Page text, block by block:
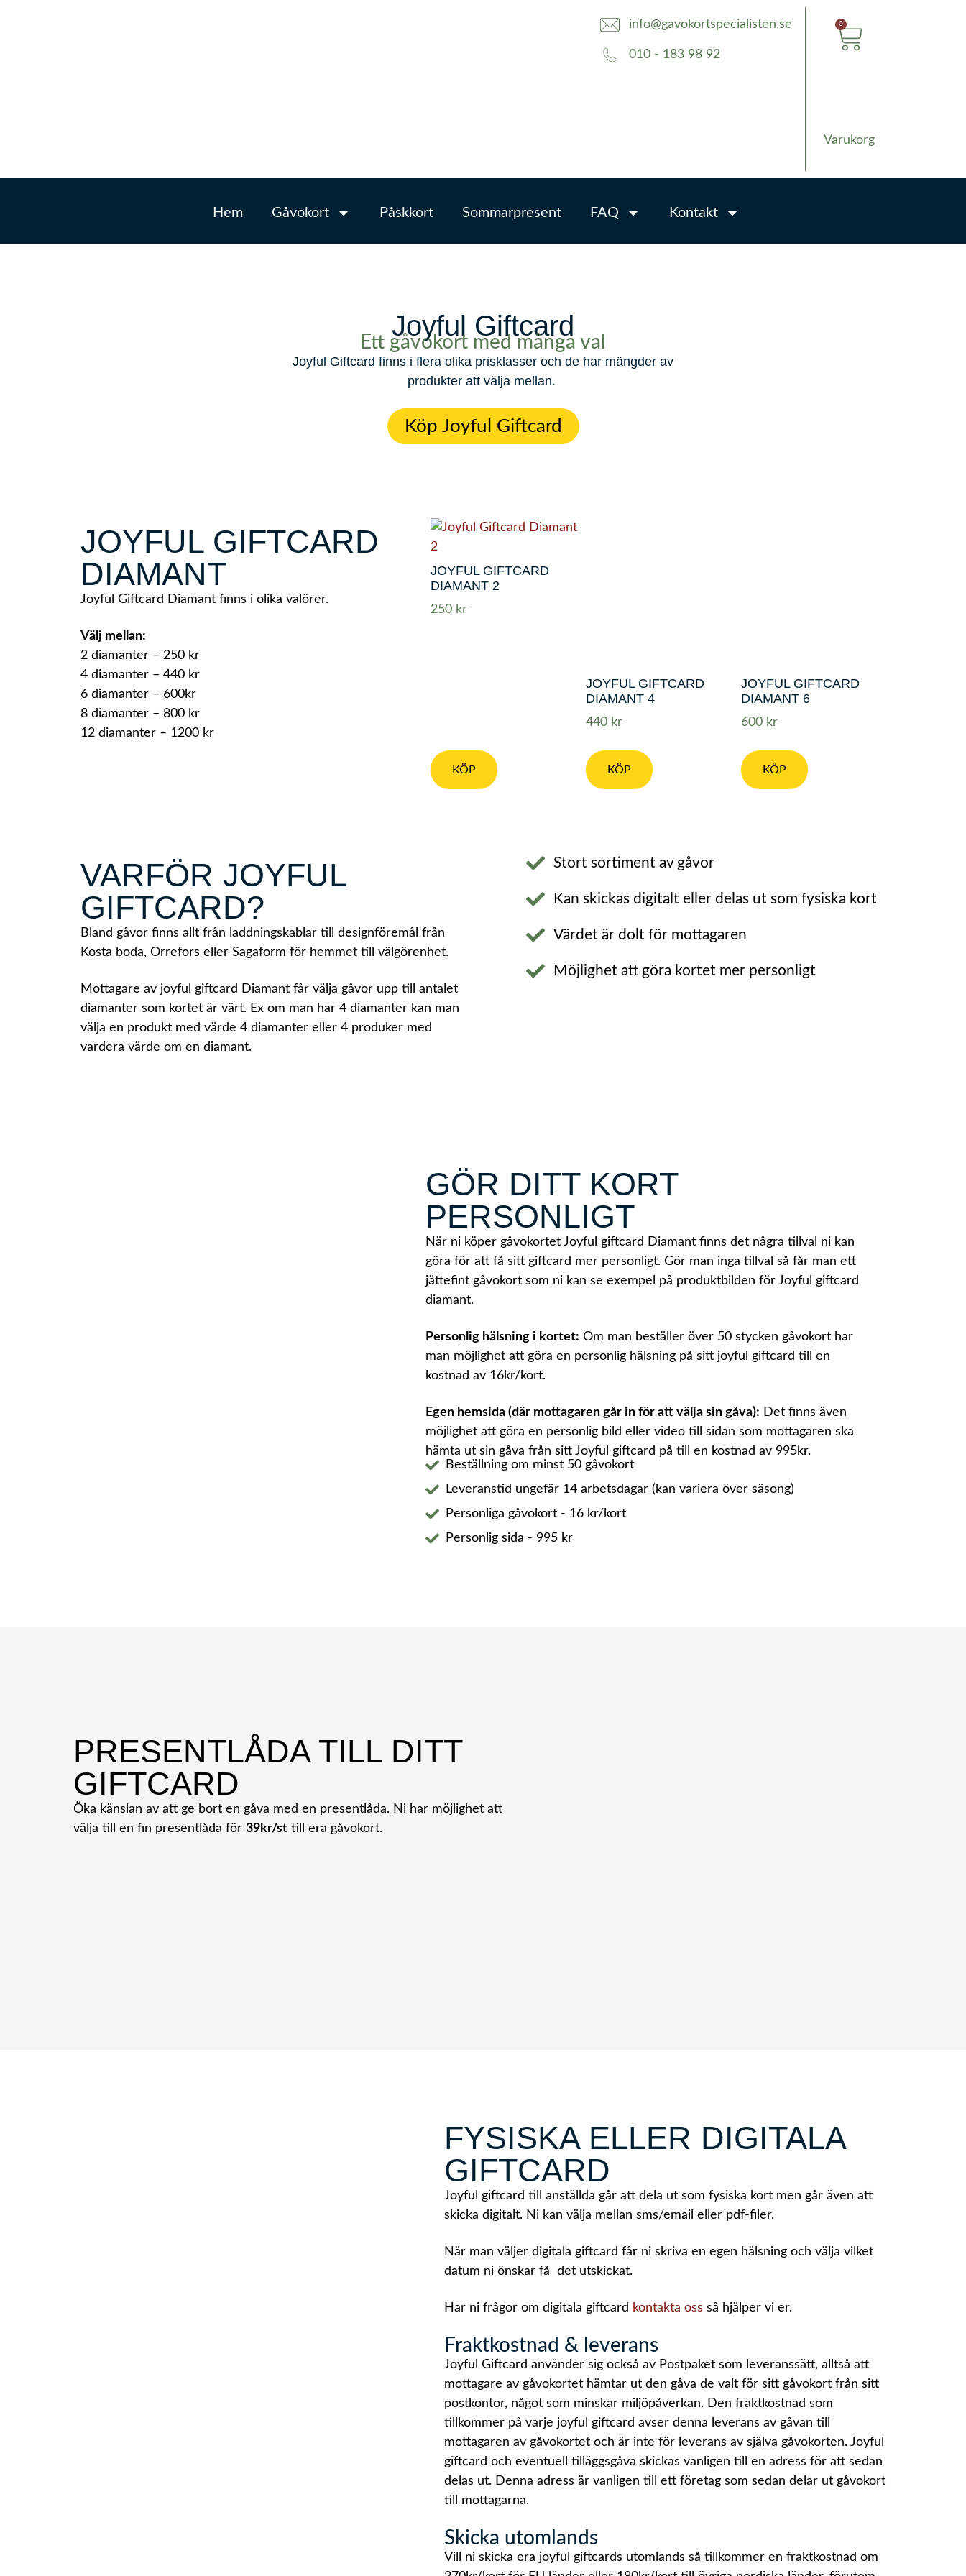
info@gavokortspecialisten.se
010 - 183 98 92
0
Varukorg
Hem Gåvokort Påskkort Sommarpresent FAQ Kontakt
Joyful Giftcard
Ett gåvokort med många val
Joyful Giftcard finns i flera olika prisklasser och de har mängder av
produkter att välja mellan.
Köp Joyful Giftcard
JOYFUL GIFTCARD
DIAMANT
Joyful Giftcard Diamant finns i olika valörer.
Välj mellan:
2 diamanter – 250 kr
4 diamanter – 440 kr
6 diamanter – 600kr
8 diamanter – 800 kr
12 diamanter – 1200 kr
JOYFUL GIFTCARD
DIAMANT 2
250 kr
KÖP
JOYFUL GIFTCARD
DIAMANT 4
440 kr
KÖP
JOYFUL GIFTCARD
DIAMANT 6
600 kr
KÖP
VARFÖR JOYFUL
GIFTCARD?
Bland gåvor finns allt från laddningskablar till designföremål från
Kosta boda, Orrefors eller Sagaform för hemmet till välgörenhet.
Mottagare av joyful giftcard Diamant får välja gåvor upp till antalet
diamanter som kortet är värt. Ex om man har 4 diamanter kan man
välja en produkt med värde 4 diamanter eller 4 produker med
vardera värde om en diamant.
Stort sortiment av gåvor
Kan skickas digitalt eller delas ut som fysiska kort
Värdet är dolt för mottagaren
Möjlighet att göra kortet mer personligt
GÖR DITT KORT
PERSONLIGT
När ni köper gåvokortet Joyful giftcard Diamant finns det några tillval ni kan
göra för att få sitt giftcard mer personligt. Gör man inga tillval så får man ett
jättefint gåvokort som ni kan se exempel på produktbilden för Joyful giftcard
diamant.
Personlig hälsning i kortet: Om man beställer över 50 stycken gåvokort har
man möjlighet att göra en personlig hälsning på sitt joyful giftcard till en
kostnad av 16kr/kort.
Egen hemsida (där mottagaren går in för att välja sin gåva): Det finns även
möjlighet att göra en personlig bild eller video till sidan som mottagaren ska
hämta ut sin gåva från sitt Joyful giftcard på till en kostnad av 995kr.
Beställning om minst 50 gåvokort
Leveranstid ungefär 14 arbetsdagar (kan variera över säsong)
Personliga gåvokort - 16 kr/kort
Personlig sida - 995 kr
PRESENTLÅDA TILL DITT
GIFTCARD
Öka känslan av att ge bort en gåva med en presentlåda. Ni har möjlighet att
välja till en fin presentlåda för 39kr/st till era gåvokort.
FYSISKA ELLER DIGITALA
GIFTCARD
Joyful giftcard till anställda går att dela ut som fysiska kort men går även att
skicka digitalt. Ni kan välja mellan sms/email eller pdf-filer.
När man väljer digitala giftcard får ni skriva en egen hälsning och välja vilket
datum ni önskar få det utskickat.
Har ni frågor om digitala giftcard kontakta oss så hjälper vi er.
Fraktkostnad & leverans
Joyful Giftcard använder sig också av Postpaket som leveranssätt, alltså att
mottagare av gåvokortet hämtar ut den gåva de valt för sitt gåvokort från sitt
postkontor, något som minskar miljöpåverkan. Den fraktkostnad som
tillkommer på varje joyful giftcard avser denna leverans av gåvan till
mottagaren av gåvokortet och är inte för leverans av själva gåvokorten. Joyful
giftcard och eventuell tilläggsgåva skickas vanligen till en adress för att sedan
delas ut. Denna adress är vanligen till ett företag som sedan delar ut gåvokort
till mottagarna.
Skicka utomlands
Vill ni skicka era joyful giftcards utomlands så tillkommer en fraktkostnad om